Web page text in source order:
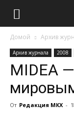
Домой Архив
Архив журнала 2008
MIDEA
От Редакция МКХ -